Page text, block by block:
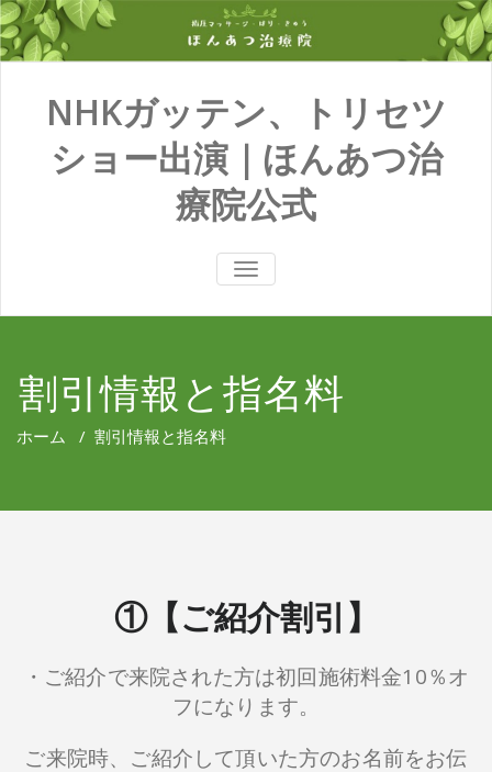
NHKガッテン、トリセツ
ショー出演｜ほんあつ治
療院公式
TOGGLE
割引情報と指名料
ホーム / 割引情報と指名料
①【ご紹介割引】
・ご紹介で来院された方は初回施術料金10％オ
フになります。
ご来院時、ご紹介して頂いた方のお名前をお伝